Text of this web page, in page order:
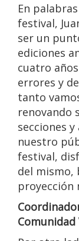
En
festival,
ser un
ediciones
cuatro
errores y
tanto
renovando
secciones
nuestro
festival,
del mismo,
proyección
Comunidad